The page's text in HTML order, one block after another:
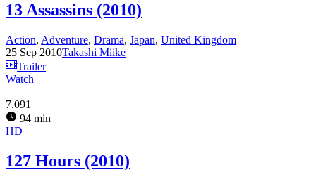
13 Assassins (2010)
Action, Adventure, Drama, Japan, United Kingdom
25 Sep 2010Takashi Miike
Trailer
Watch
7.091
94 min
HD
127 Hours (2010)